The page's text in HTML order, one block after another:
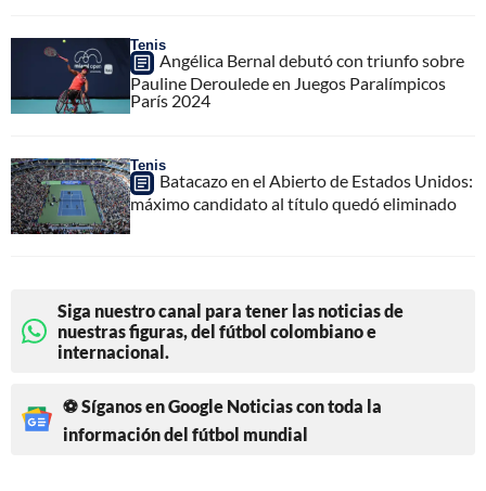
Tenis
Angélica Bernal debutó con triunfo sobre
Pauline Deroulede en Juegos Paralímpicos
París 2024
Tenis
Batacazo en el Abierto de Estados Unidos:
máximo candidato al título quedó eliminado
Siga nuestro canal para tener las noticias de
nuestras figuras, del fútbol colombiano e
internacional.
⚽ Síganos en Google Noticias con toda la
información del fútbol mundial